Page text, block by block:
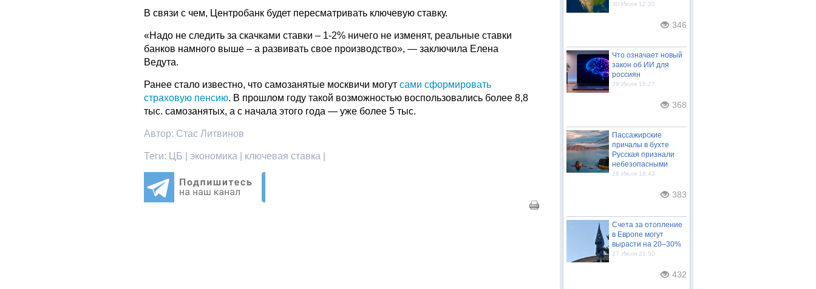
В связи с чем, Центробанк будет пересматривать ключевую ставку.
«Надо не следить за скачками ставки – 1-2% ничего не изменят, реальные ставки
банков намного выше – а развивать свое производство», — заключила Елена
Ведута.
Ранее стало известно, что самозанятые москвичи могутсами сформировать
страховую пенсию. В прошлом году такой возможностью воспользовались более 8,8
тыс. самозанятых, а с начала этого года — уже более 5 тыс.
Автор: Стас Литвинов
Теги: ЦБ | экономика | ключевая ставка |
30 Июля 12:20
346
Что означает новый
закон об ИИ для
россиян
29 Июля 15:27
368
Пассажирские
причалы в бухте
Русская признали
небезопасными
28 Июля 18:43
383
Счета за отопление
в Европе могут
вырасти на 20–30%
27 Июля 21:50
432